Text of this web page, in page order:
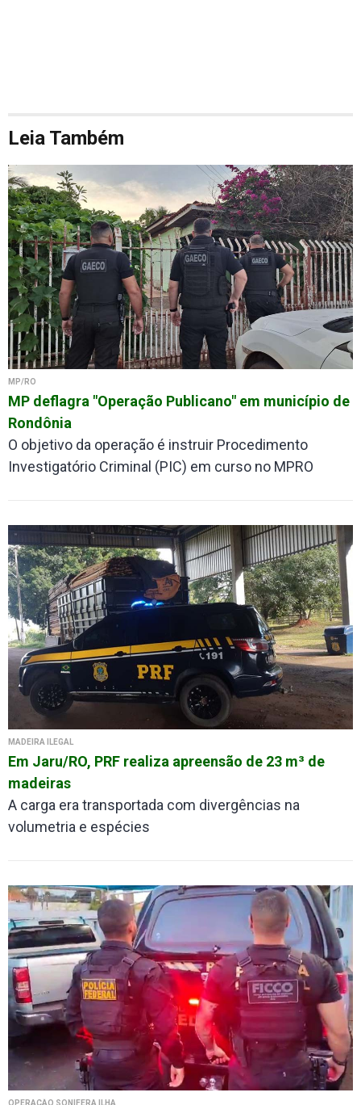
Leia Também
MP/RO
MP deflagra "Operação Publicano" em município de
Rondônia
O objetivo da operação é instruir Procedimento
Investigatório Criminal (PIC) em curso no MPRO
MADEIRA ILEGAL
Em Jaru/RO, PRF realiza apreensão de 23 m³ de
madeiras
A carga era transportada com divergências na
volumetria e espécies
OPERAÇÃO SONÍFERA ILHA